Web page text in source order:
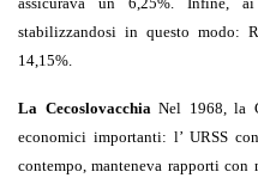
stabilizzandosi in questo modo:
14,15%.
La CecoslovacchiaNel 1968, la
economici importanti: l’ URSS
contempo, manteneva rapporti